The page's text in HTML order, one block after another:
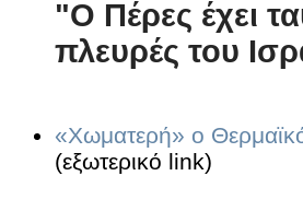
"Ο Πέρες έχει
πλευρές του
«Χωματερή» ο
(εξωτερικό link)